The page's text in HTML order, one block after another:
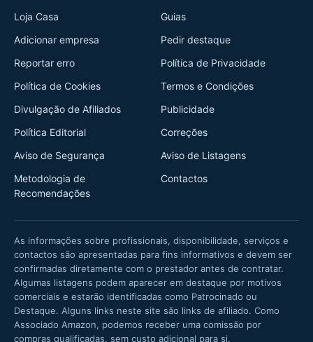
Loja Casa
Guias
Adicionar empresa
Pedir destaque
Reportar erro
Política de Privacidade
Política de Cookies
Termos e Condições
Divulgação de Afiliados
Publicidade
Política Editorial
Correções
Aviso de Segurança
Aviso de Listagens
Metodologia de
Recomendações
Contactos
As informações sobre profissionais, disponibilidade, serviços e
contactos são apresentadas para fins informativos e devem ser
confirmadas diretamente com o prestador antes de contratar.
Algumas listagens podem aparecer em destaque por motivos
comerciais e estarão identificadas como Patrocinado ou
Destaque. Alguns links neste site são links de afiliado. Como
Associado Amazon, podemos receber uma comissão por
compras qualificadas, sem custo adicional para si.